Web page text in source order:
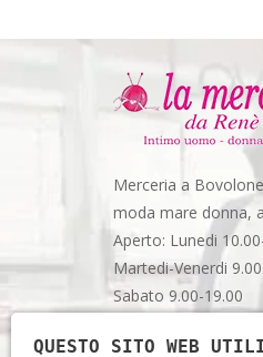
Merceria a
moda mare donna,
Aperto: Lunedi
Martedi-Venerdi
Sabato 9.00-19.00
Via Garibaldi, 48 -
QUESTO SITO WEB